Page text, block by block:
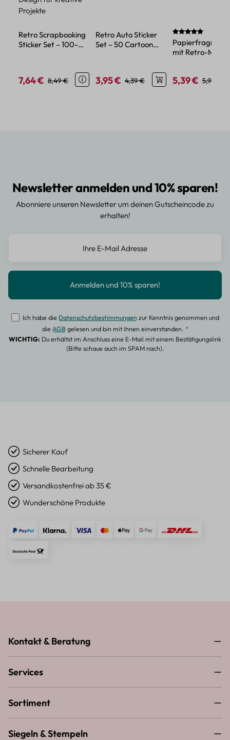
Retro Scrapbooking
Sticker Set – 100-
Verkaufspreis:
7,64 € Regulärer Preis:
8,49 €
Retro Auto Sticker
Set – 50 Cartoon
Verkaufspreis:
3,95 € Regulärer Preis:
4,39 €
mit Retro-
Verkaufspreis:
5,39 € 5,99 €
Newsletter anmelden und 10% sparen!
Abonniere unseren Newsletter um deinen Gutscheincode zu
erhalten!
Ich habe die Datenschutzbestimmungenzur Kenntnis genommen und
dieAGBgelesen und bin mit ihnen einverstanden. *
WICHTIG: Du erhältst im Anschluss eine E-Mail mit einem Bestätigungslink
(Bitte schaue auch im SPAM nach).
Sicherer Kauf
Schnelle Bearbeitung
Versandkostenfrei ab 35 €
Wunderschöne Produkte
Kontakt & Beratung
Services
Sortiment
Siegeln & Stempeln